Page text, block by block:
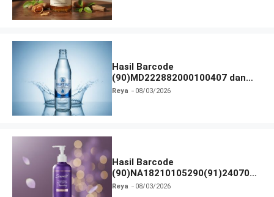
Hasil Barcode
(90)MD222882000100407 dan
Izin BPOM
Reya 08/03/2026
Hasil Barcode
(90)NA18210105290(91)240703
dan Izin BPOM
Reya 08/03/2026